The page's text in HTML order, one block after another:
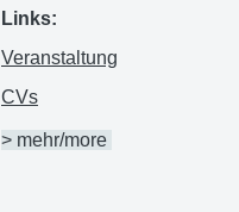
Links:
Veranstaltung
CVs
> mehr/more